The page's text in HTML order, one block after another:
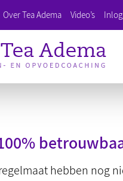
Over Tea Adema Video’s
hebben nog